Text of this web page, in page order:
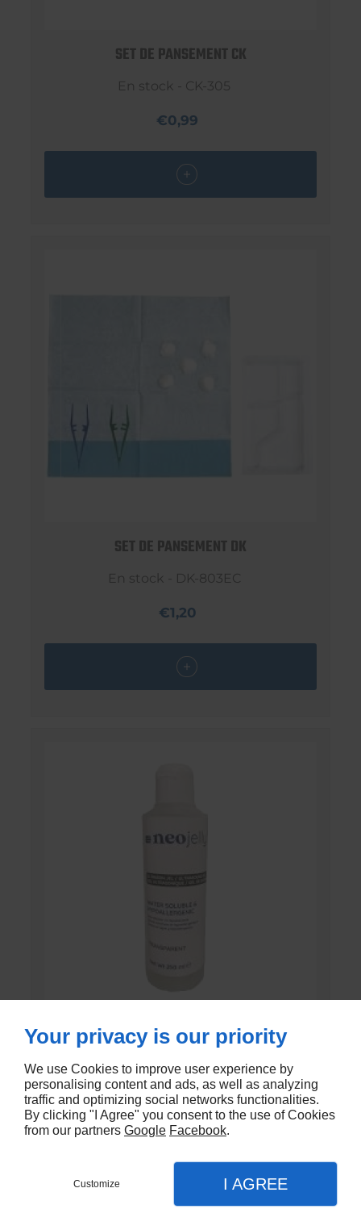
SET DE PANSEMENT CK
En stock - CK-305
€0,99
SET DE PANSEMENT DK
En stock - DK-803EC
€1,20
GEL DE CONTACT UNI’GEL
En stock
€1,35
Your privacy is our priority
We use Cookies to improve user experience by
personalising content and ads, as well as analyzing
traffic and optimizing social networks functionalities.
By clicking "I Agree" you consent to the use of Cookies
from our partners Google Facebook.
Customize I AGREE